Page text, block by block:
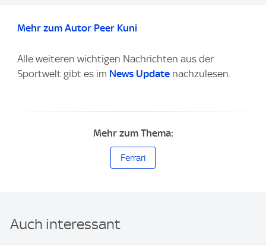
Mehr zum Autor Peer Kuni
Alle weiteren wichtigen Nachrichten aus der
Sportwelt gibt es im News Update nachzulesen.
Mehr zum Thema:
Ferrari
Auch interessant